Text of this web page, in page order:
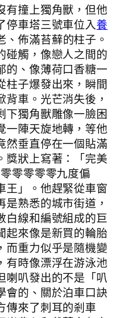
有撞上獨角獸，但他
停車塔三號車位入養
、佈滿苔蘚的柱子。
碰觸，像戀人之間的
的、像薄荷口香糖一
柱子爆發出來，瞬間
車。光芒消失後，
下獨角獸雕像一臉困
一陣天旋地轉，等他
然垂直停在一個貼滿
獎狀上寫著：「完美
零零零零九度偏
王」。他趕緊從車窗
熟悉的城市街道，
白線和編號組成的巨
起來像是新買的輪胎
而重力似乎是隨機變
有時像漂浮在游泳池
喇叭發出的不是「叭
會的、關於泊車口訣
傳來了刺耳的剎車